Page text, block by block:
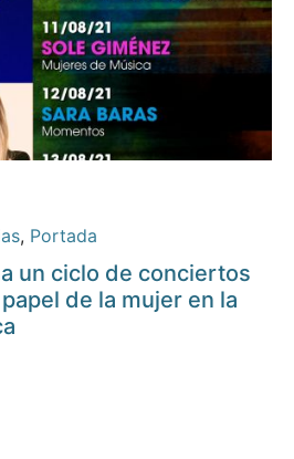
, Portada
un ciclo de conciertos
de la mujer en la